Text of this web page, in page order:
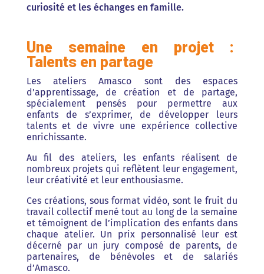
curiosité et les échanges en famille.
Une semaine en projet :
Talents en partage
Les ateliers Amasco sont des espaces
d’apprentissage, de création et de partage,
spécialement pensés pour permettre aux
enfants de s’exprimer, de développer leurs
talents et de vivre une expérience collective
enrichissante.
Au fil des ateliers, les enfants réalisent de
nombreux projets qui reflètent leur engagement,
leur créativité et leur enthousiasme.
Ces créations, sous format vidéo,sont le fruit du
travail collectif mené tout au long de la semaine
et témoignent de l’implication des enfants dans
chaque atelier. Un prix personnalisé leur est
décerné par un jury composé de parents, de
partenaires, de bénévoles et de salariés
d’Amasco.